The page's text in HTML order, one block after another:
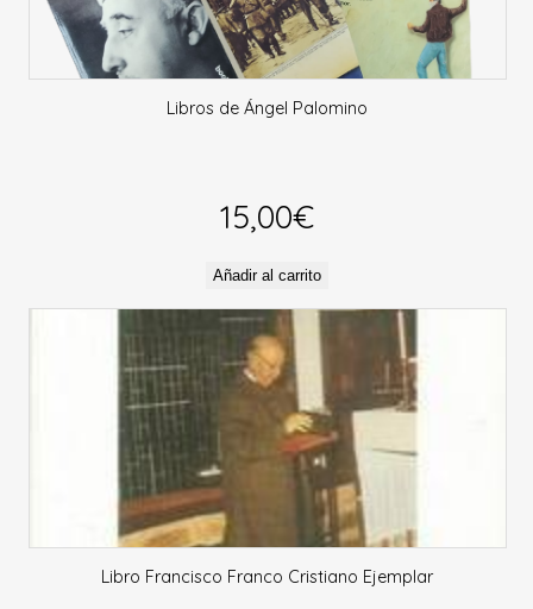
Libros de Ángel Palomino
15,00€
Añadir al carrito
Libro Francisco Franco Cristiano Ejemplar